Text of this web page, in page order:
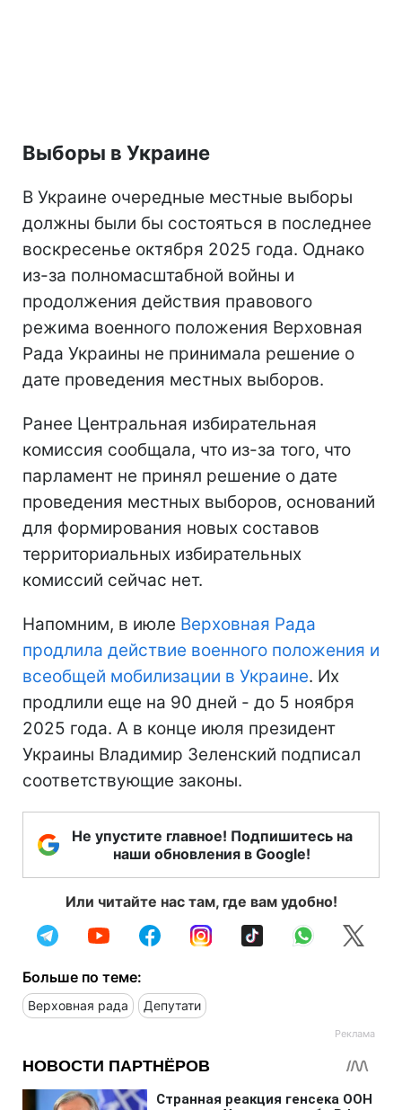
Выборы в Украине
В Украине очередные местные выборы
должны были бы состояться в последнее
воскресенье октября 2025 года. Однако
из-за полномасштабной войны и
продолжения действия правового
режима военного положения Верховная
Рада Украины не принимала решение о
дате проведения местных выборов.
Ранее Центральная избирательная
комиссия сообщала, что из-за того, что
парламент не принял решение о дате
проведения местных выборов, оснований
для формирования новых составов
территориальных избирательных
комиссий сейчас нет.
Напомним, в июле Верховная Рада
продлила действие военного положения и
всеобщей мобилизации в Украине. Их
продлили еще на 90 дней - до 5 ноября
2025 года. А в конце июля президент
Украины Владимир Зеленский подписал
соответствующие законы.
Не упустите главное! Подпишитесь на
наши обновления в Google!
Или читайте нас там, где вам удобно!
Больше по теме:
Верховная рада Депутати